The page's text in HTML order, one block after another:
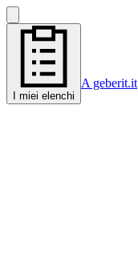
I miei elenchi
A geberit.it